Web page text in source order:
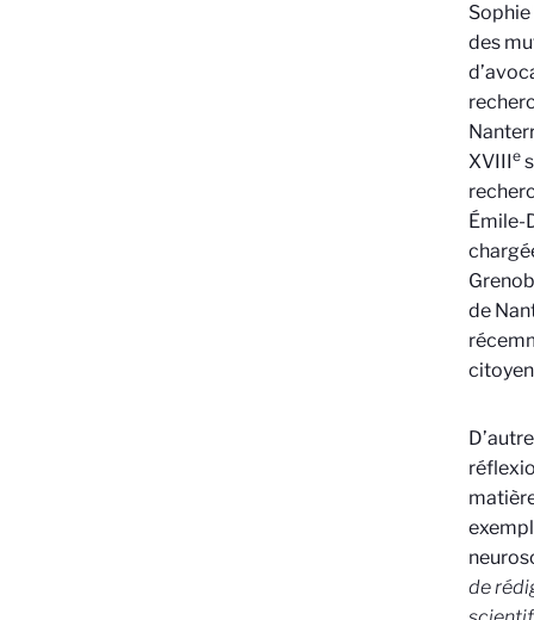
des
XVIIIe
Émile-
de
de